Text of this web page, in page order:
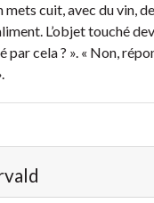
mets cuit, avec du vin,
L’objet touché
par cela ? ». « Non,